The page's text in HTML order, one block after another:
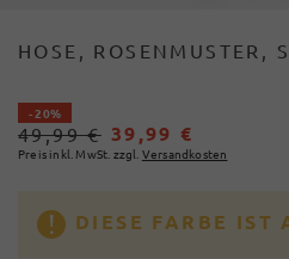
HOSE, ROSENMUSTER,
- 20%
49,99 € 39,99 €
Preis inkl. MwSt. zzgl. Versandkosten
DIESE FARBE IST